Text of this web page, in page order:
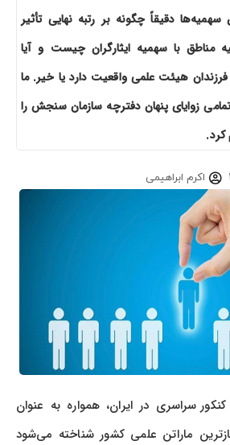
دقیقاً چگونه بر رتبه نهایی تأثیر
با سهمیه ایثارگران چیست و آیا
هیئت علمی واقعیت دارد یا خیر. ما
زوایای پنهان دفترچه سازمان سنجش را
اکرم ابراهیمی
سراسری در ایران، همواره به عنوان
ماراتن علمی کشور شناخته می‌شود